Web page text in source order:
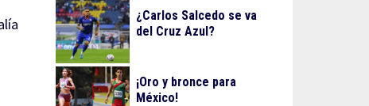
¿Carlos Salcedo se va
del Cruz Azul?
¡Oro y bronce para
México!